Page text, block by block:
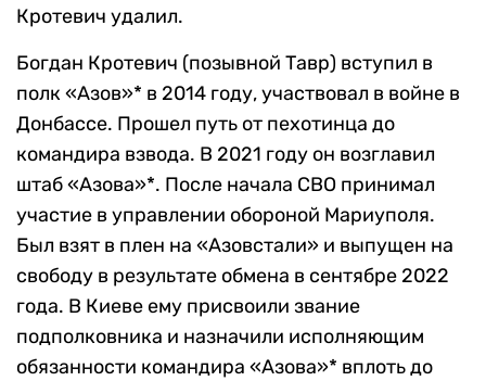
Кротевич удалил.
Богдан Кротевич (позывной Тавр) вступил в
полк «Азов»* в 2014 году, участвовал в войне в
Донбассе. Прошел путь от пехотинца до
командира взвода. В 2021 году он возглавил
штаб «Азова»*. После начала СВО принимал
участие в управлении обороной Мариуполя.
Был взят в плен на «Азовстали» и выпущен на
свободу в результате обмена в сентябре 2022
года. В Киеве ему присвоили звание
подполковника и назначили исполняющим
обязанности командира «Азова»* вплоть до